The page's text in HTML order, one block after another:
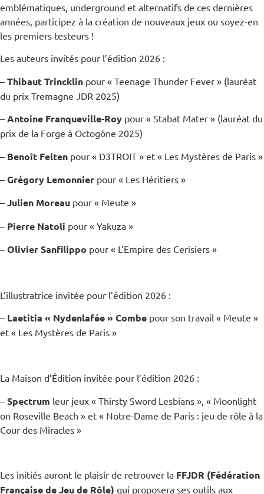
emblématiques, underground et alternatifs de ces dernières
années, participez à la création de nouveaux jeux ou soyez-en
les premiers testeurs !
Les auteurs invités pour l’édition 2026 :
– Thibaut Trincklin pour « Teenage Thunder Fever » (lauréat
du prix Tremagne JDR 2025)
– Antoine Franqueville-Roy pour « Stabat Mater » (lauréat du
prix de la Forge à Octogône 2025)
– Benoît Felten pour « D3TROIT » et « Les Mystères de Paris »
– Grégory Lemonnier pour « Les Héritiers »
– Julien Moreau pour « Meute »
– Pierre Natoli pour « Yakuza »
– Olivier Sanfilippo pour « L’Empire des Cerisiers »
L’illustratrice invitée pour l’édition 2026 :
– Laetitia « Nydenlafée » Combe pour son travail « Meute »
et « Les Mystères de Paris »
La Maison d’Édition invitée pour l’édition 2026 :
– Spectrum leur jeux « Thirsty Sword Lesbians », « Moonlight
on Roseville Beach » et « Notre-Dame de Paris : jeu de rôle à la
Cour des Miracles »
Les initiés auront le plaisir de retrouver la FFJDR (Fédération
Française de Jeu de Rôle) qui proposera ses outils aux